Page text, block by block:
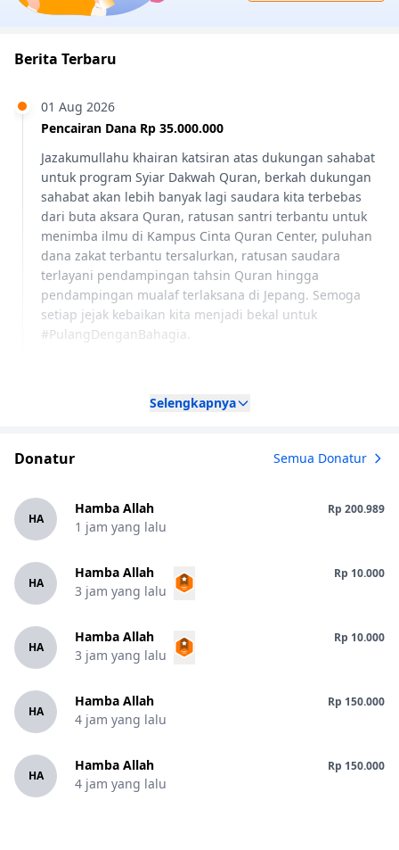
Berita Terbaru
01 Aug 2026
Pencairan Dana Rp 35.000.000
Jazakumullahu khairan katsiran atas dukungan sahabat
untuk program Syiar Dakwah Quran, berkah dukungan
sahabat akan lebih banyak lagi saudara kita terbebas
dari buta aksara Quran, ratusan santri terbantu untuk
menimba ilmu di Kampus Cinta Quran Center, puluhan
dana zakat terbantu tersalurkan, ratusan saudara
terlayani pendampingan tahsin Quran hingga
pendampingan mualaf terlaksana di Jepang. Semoga
setiap jejak kebaikan kita menjadi bekal untuk
#PulangDenganBahagia.
Selengkapnya
Donatur Semua Donatur
HA
Hamba Allah
1 jam yang lalu
Rp 200.989
HA
Hamba Allah
3 jam yang lalu
Rp 10.000
HA
Hamba Allah
3 jam yang lalu
Rp 10.000
HA
Hamba Allah
4 jam yang lalu
Rp 150.000
HA
Hamba Allah
4 jam yang lalu
Rp 150.000